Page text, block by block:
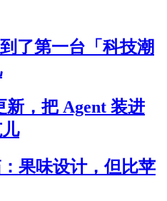
了第一台「科技潮
，把 Agent 装进
果味设计，但比苹